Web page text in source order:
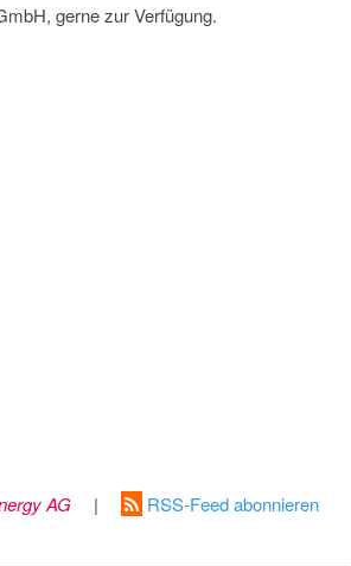
gerne zur Verfügung.
AG | RSS-Feed abonnieren